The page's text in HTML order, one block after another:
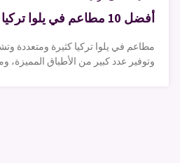
أفضل 10 مطاعم في يلوا تركيا 2020
مطاعم في يلوا تركيا كثيرة ومتعددة
وتوفير عدد كبير من الأطباق المميزة،